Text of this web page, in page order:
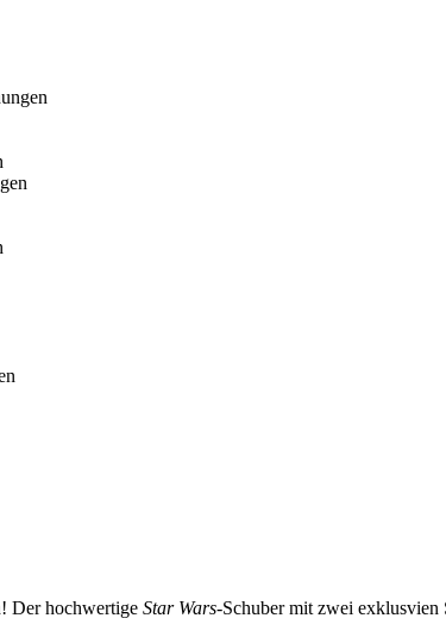
Der hochwertige Star Wars-Schuber mit zwei exklusvien